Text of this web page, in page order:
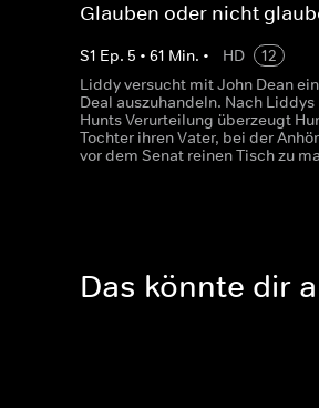
Glauben oder nicht
S1 Ep. 5 • 61 Min. • HD
12
Liddy versucht mit John Dean
Deal auszuhandeln. Nach Liddys
Hunts Verurteilung überzeugt
Tochter ihren Vater, bei der
vor dem Senat reinen Tisch zu
Das könnte dir